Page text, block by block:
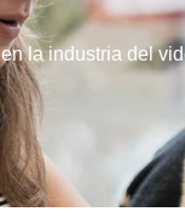
la industria del